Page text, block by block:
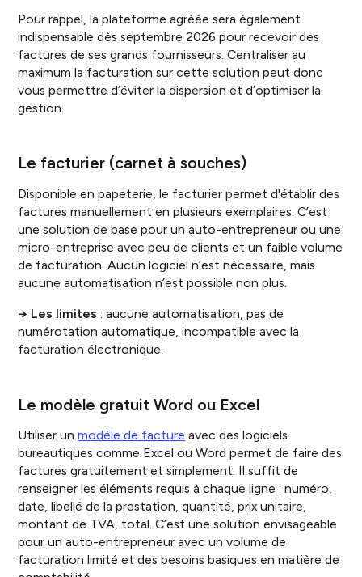
Pour rappel, la plateforme agréée sera également
indispensable dès septembre 2026 pour recevoir des
factures de ses grands fournisseurs. Centraliser au
maximum la facturation sur cette solution peut donc
vous permettre d’éviter la dispersion et d’optimiser la
gestion.
Le facturier (carnet à souches)
Disponible en papeterie, le facturier permet d'établir des
factures manuellement en plusieurs exemplaires. C’est
une solution de base pour un auto-entrepreneur ou une
micro-entreprise avec peu de clients et un faible volume
de facturation. Aucun logiciel n’est nécessaire, mais
aucune automatisation n’est possible non plus.
→ Les limites: aucune automatisation, pas de
numérotation automatique, incompatible avec la
facturation électronique.
Le modèle gratuit Word ou Excel
Utiliser unmodèle de facture avec des logiciels
bureautiques comme Excel ou Word permet de faire des
factures gratuitement et simplement. Il suffit de
renseigner les éléments requis à chaque ligne : numéro,
date, libellé de la prestation, quantité, prix unitaire,
montant de TVA, total. C’est une solution envisageable
pour un auto-entrepreneur avec un volume de
facturation limité et des besoins basiques en matière de